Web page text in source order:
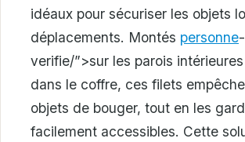
idéaux pour sécuriser les objets
déplacements. Montés personne
verifie/”>sur les parois
dans le coffre, ces filets
objets de bouger, tout en les
facilement accessibles. Cette